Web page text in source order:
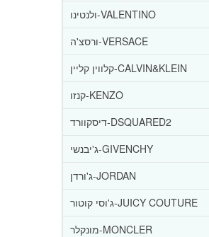
ולנטינו-VALENTINO
ורסצ'ה-VERSACE
קלווין קליין-CALVIN&KLEIN
קנזו-KENZO
דיסקוורד-DSQUARED2
ג'יבנשי-GIVENCHY
ג'ורדן-JORDAN
ג'וסי קוטור-JUICY COUTURE
מונקלר-MONCLER